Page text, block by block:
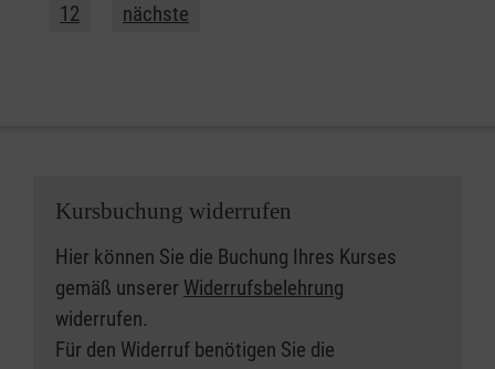
12 nächste
Kursbuchung widerrufen
Hier können Sie die Buchung Ihres Kurses
gemäß unserer Widerrufsbelehrung
widerrufen.
Für den Widerruf benötigen Sie die